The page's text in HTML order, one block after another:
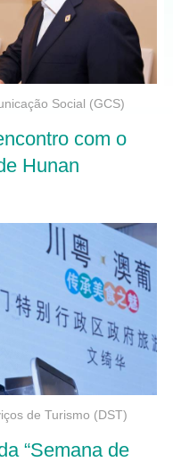
Social (GCS)
com o
Hunan
de Turismo (DST)
“Semana de